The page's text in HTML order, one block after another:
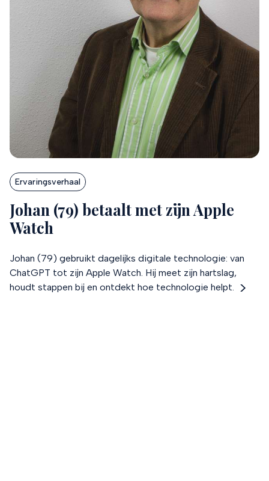
Ervaringsverhaal
Johan (79) betaalt met zijn Apple
Watch
Johan (79) gebruikt dagelijks digitale technologie: van
ChatGPT tot zijn Apple Watch. Hij meet zijn hartslag,
houdt stappen bij en ontdekt hoe technologie helpt.